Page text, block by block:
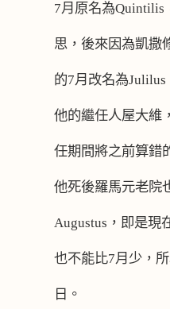
7月原名為Quintilis
思，後來因為凱撒
的7月改名為Julilus
他的繼任人屋大維
任期間將之前算錯
他死後羅馬元老院
Augustus ，即是現
也不能比7月少，
日。